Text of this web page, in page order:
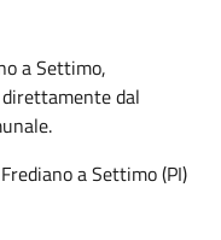
a Settimo,
dal
a Settimo (PI)